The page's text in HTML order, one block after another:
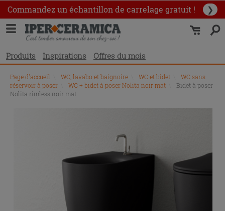
Commandez un échantillon de carrelage gratuit ! ❯
Produits Inspirations Offres du mois
Page d'accueil WC, lavabo et baignoire WC et bidet
WC sans
réservoir à poser
WC + bidet à poser Nolita noir mat
Bidet à poser
Nolita rimless noir mat